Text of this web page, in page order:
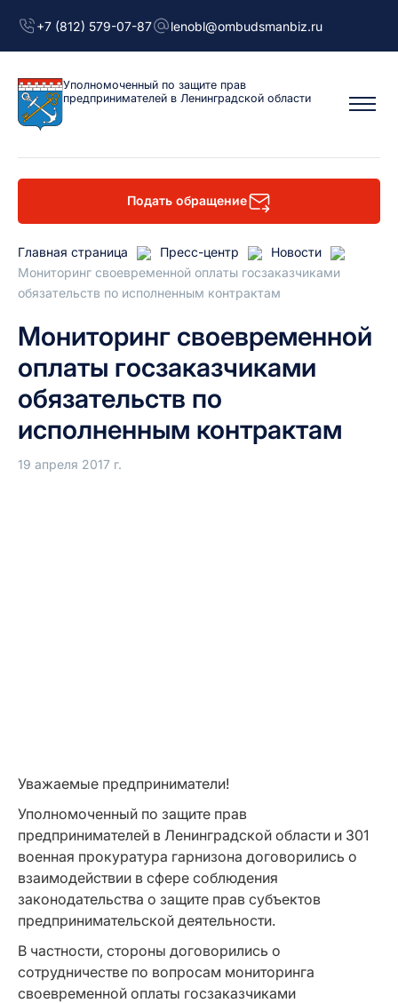
+7 (812) 579-07-87 lenobl@ombudsmanbiz.ru
Уполномоченный по защите прав
предпринимателей в Ленинградской области
Подать обращение
Главная страница Пресс-центр
Новости
Мониторинг своевременной оплаты госзаказчиками
обязательств по исполненным контрактам
Мониторинг своевременной
оплаты госзаказчиками
обязательств по
исполненным контрактам
19 апреля 2017 г.
Уважаемые предприниматели!
Уполномоченный по защите прав
предпринимателей в Ленинградской области и 301
военная прокуратура гарнизона договорились о
взаимодействии в сфере соблюдения
законодательства о защите прав субъектов
предпринимательской деятельности.
В частности, стороны договорились о
сотрудничестве по вопросам мониторинга
своевременной оплаты госзаказчиками